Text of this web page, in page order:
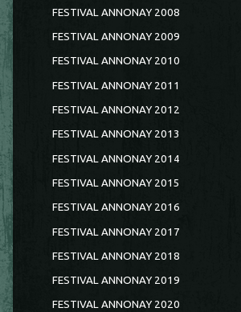
FESTIVAL ANNONAY 2008
FESTIVAL ANNONAY 2009
FESTIVAL ANNONAY 2010
FESTIVAL ANNONAY 2011
FESTIVAL ANNONAY 2012
FESTIVAL ANNONAY 2013
FESTIVAL ANNONAY 2014
FESTIVAL ANNONAY 2015
FESTIVAL ANNONAY 2016
FESTIVAL ANNONAY 2017
FESTIVAL ANNONAY 2018
FESTIVAL ANNONAY 2019
FESTIVAL ANNONAY 2020